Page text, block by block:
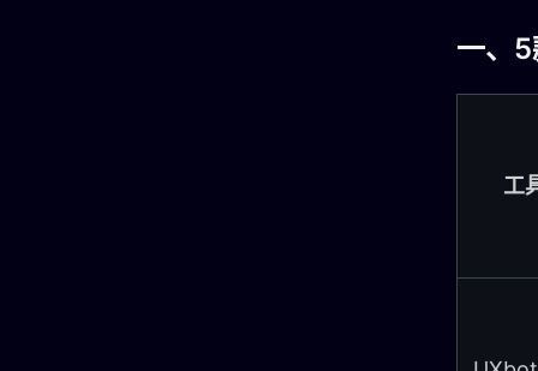
一、
工